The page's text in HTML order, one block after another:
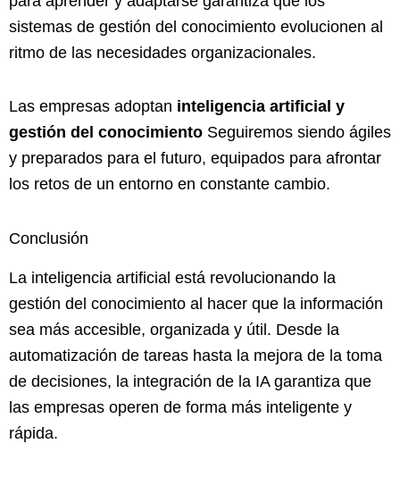
sistemas de gestión del conocimiento evolucionen al
ritmo de las necesidades organizacionales.
Las empresas adoptan inteligencia artificial y
gestión del conocimiento Seguiremos siendo ágiles
y preparados para el futuro, equipados para afrontar
los retos de un entorno en constante cambio.
Conclusión
La inteligencia artificial está revolucionando la
gestión del conocimiento al hacer que la información
sea más accesible, organizada y útil. Desde la
automatización de tareas hasta la mejora de la toma
de decisiones, la integración de la IA garantiza que
las empresas operen de forma más inteligente y
rápida.